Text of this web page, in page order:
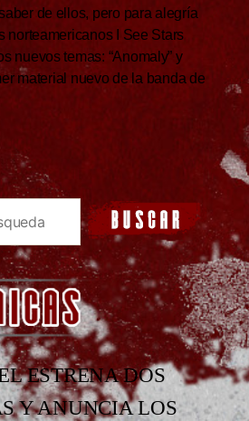
de ellos, pero para alegría
norteamericanos I See Stars
nuevos temas: “Anomaly” y
material nuevo de la banda de
ESTRENA DOS
Y ANUNCIA LOS